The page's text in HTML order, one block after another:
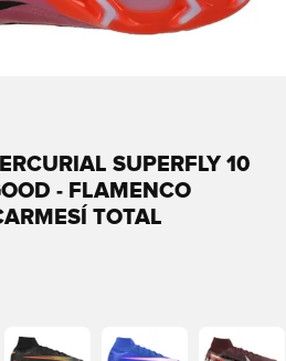
SUPERFLY 10
- FLAMENCO
TOTAL